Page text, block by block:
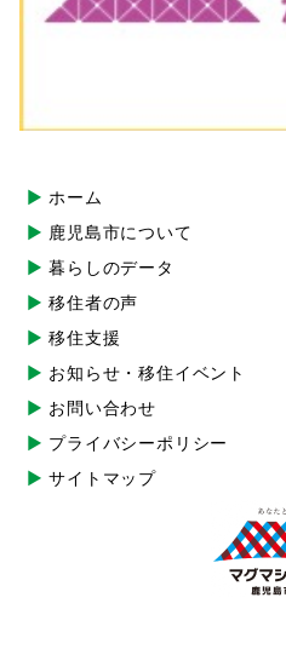
ホーム
鹿児島市について
暮らしのデータ
移住者の声
移住支援
お知らせ・移住イベント
お問い合わせ
プライバシーポリシー
サイトマップ